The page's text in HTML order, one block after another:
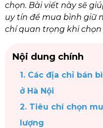
Khui Rượu, Nút Chai
chọn. Bài viết này sẽ
uy tín để mua bình giữ
chí quan trọng khi
Nội dung chính
1. Các địa chỉ bán
ở Hà Nội
2. Tiêu chí chọn
lượng